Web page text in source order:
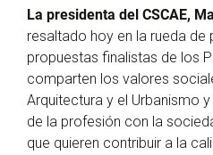
La presidenta del CSCAE,
resaltado hoy en la rueda de
propuestas finalistas de los
comparten los valores
Arquitectura y el Urbanismo
de la profesión con la
que quieren contribuir a la